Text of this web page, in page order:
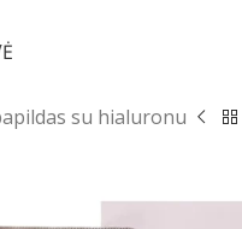
su hialuronu